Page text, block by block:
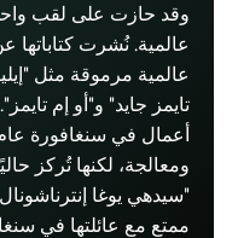
عالمية. نُشرت كتاباتها
عالمية مرموقة مثل
ومعالجة، لكنها تُركز
"سيدهي يوغا
ممتع مع عائلتها في